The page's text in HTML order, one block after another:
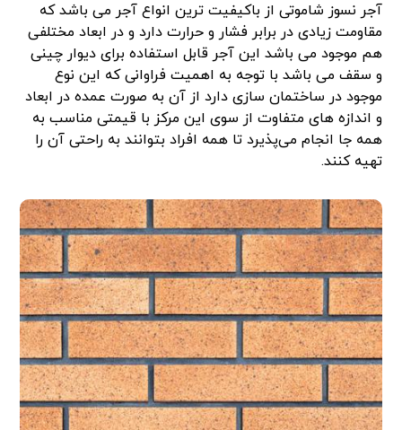
آجر نسوز شاموتی از باکیفیت ترین انواع آجر می باشد که
مقاومت زیادی در برابر فشار و حرارت دارد و در ابعاد مختلفی
هم موجود می باشد این آجر قابل استفاده برای دیوار چینی
و سقف می باشد با توجه به اهمیت فراوانی که این نوع
موجود در ساختمان سازی دارد از آن به صورت عمده در ابعاد
و اندازه های متفاوت از سوی این مرکز با قیمتی مناسب به
همه جا انجام می‌پذیرد تا همه افراد بتوانند به راحتی آن را
تهیه کنند.